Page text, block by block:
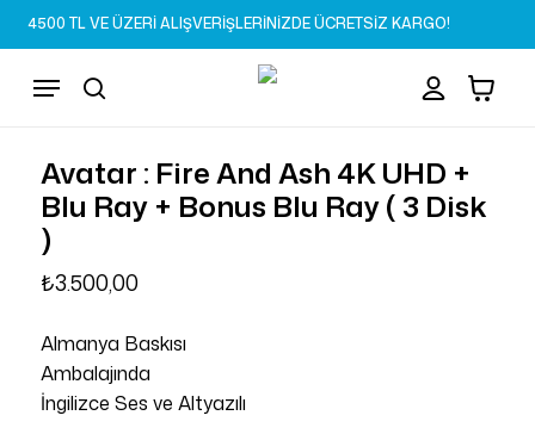
Skip
to
content
4500 TL VE ÜZERİ ALIŞVERİŞLERİNİZDE ÜCRETSİZ KARGO!
search
Menu Sepet Close
Cart
Avatar : Fire And Ash 4K UHD +
Blu Ray + Bonus Blu Ray ( 3 Disk
)
₺3.500,00
Almanya Baskısı
Ambalajında
İngilizce Ses ve Altyazılı